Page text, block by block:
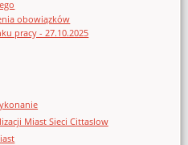
obowiązków
pracy - 27.10.2025
Miast Sieci Cittaslow